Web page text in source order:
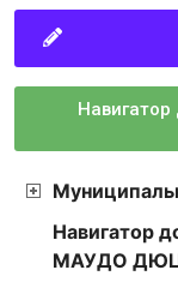
Навигатор
Навигатор
МАУДО ДЮЦ